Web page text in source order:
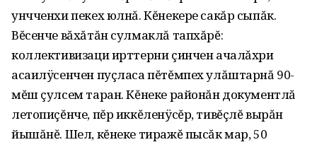
унчченхи пекех юлнă. Кĕнекере сакăр сыпăк.
Вĕсенче вăхăтăн сулмаклă тапхăрĕ:
коллективизаци ирттерни çинчен ачалăхри
асаилÿсенчен пуçласа пĕтĕмпех улăштарнă 90-
мĕш çулсем таран. Кĕнеке районăн документлă
летопиçĕнче, пĕр иккĕленÿсĕр, тивĕçлĕ вырăн
йышăнĕ. Шел, кĕнеке тиражĕ пысăк мар, 50